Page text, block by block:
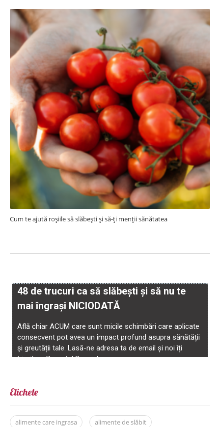
Cum te ajută roșiile să slăbești și să-ți menții sănătatea
Etichete
alimente care ingrasa
alimente de slăbit